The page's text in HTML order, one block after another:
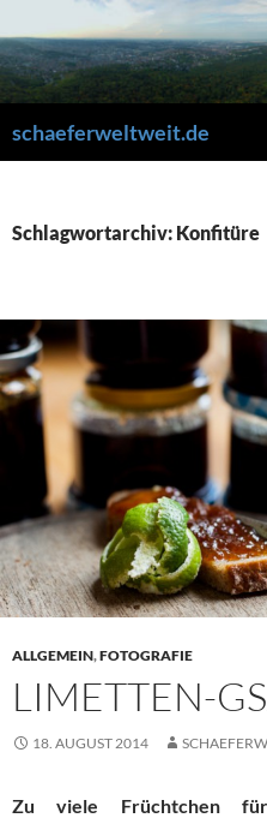
Inhalt
springen
schaeferweltweit.de
Schlagwortarchiv: Konfitüre
ALLGEMEIN,FOTOGRAFIE
LIMETTEN-
18. AUGUST 2014
Zu viele Früchtchen